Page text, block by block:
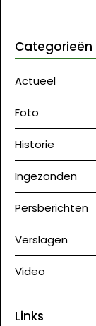
Categorieën
Actueel
Foto
Historie
Ingezonden
Persberichten
Verslagen
Video
Links